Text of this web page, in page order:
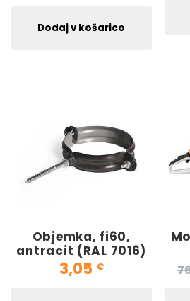
Dodaj v košarico
Objemka, fi60,
antracit (RAL 7016)
3,05 €